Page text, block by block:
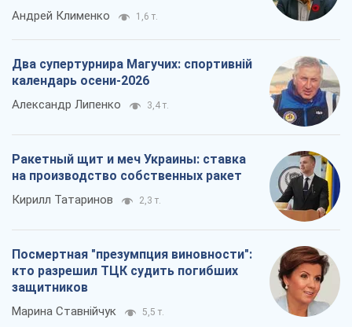
Андрей Клименко 1,6 т.
Два супертурнира Магучих: спортивній
календарь осени-2026
Александр Липенко 3,4 т.
Ракетный щит и меч Украины: ставка
на производство собственных ракет
Кирилл Татаринов 2,3 т.
Посмертная "презумпция виновности":
кто разрешил ТЦК судить погибших
защитников
Марина Ставнійчук 5,5 т.